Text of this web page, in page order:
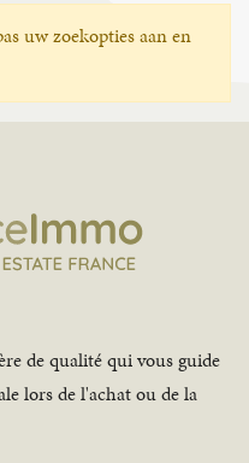
uw zoekopties aan en
de qualité qui vous guide
lors de l'achat ou de la